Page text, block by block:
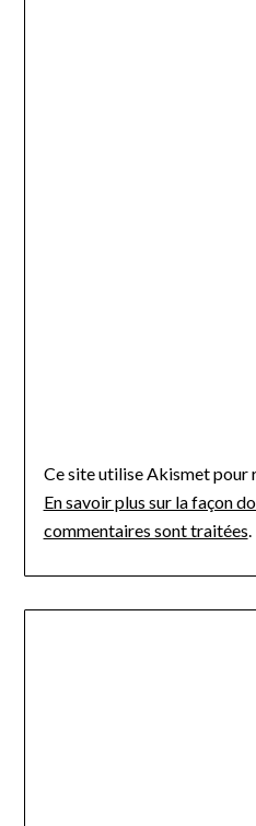
Ce site utilise Akismet pour
En savoir plus sur la façon
commentaires sont traitées